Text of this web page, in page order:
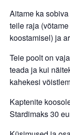
Aitame ka
teile raja
koostamisel) ja
Teie poolt on
teada ja kui
kahekesi
Kaptenite
Stardimaks 30